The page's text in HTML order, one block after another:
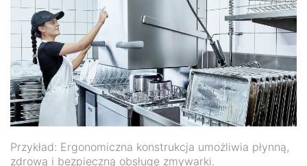
Przykład: Ergonomiczna konstrukcja umożliwia płynną,
zdrową i bezpieczną obsługę zmywarki.